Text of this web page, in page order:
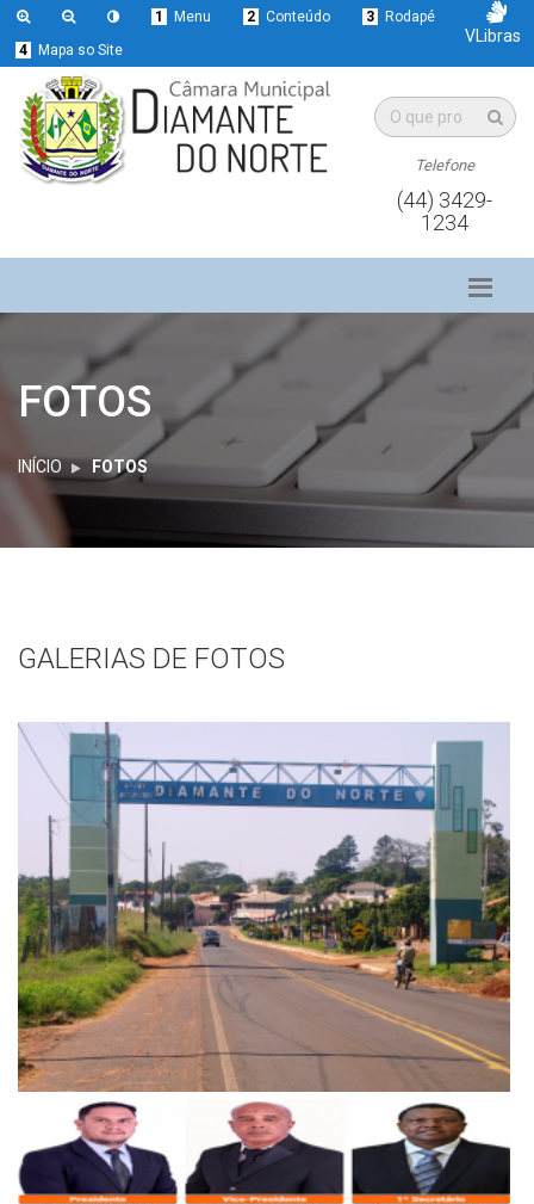
1 Menu 2 Conteúdo 3
Rodapé
4
Mapa so Site
VLibras
Telefone
(44) 3429-
1234
FOTOS
INÍCIO FOTOS
GALERIAS DE FOTOS